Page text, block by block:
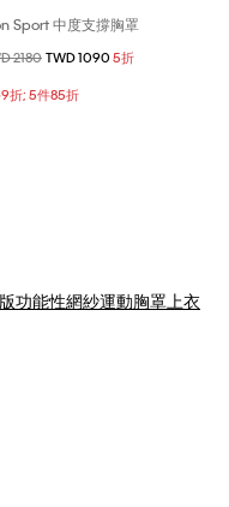
Sport 中度支撐胸罩
扣減從
2180 至
TWD 1090 5折
折; 5件85折